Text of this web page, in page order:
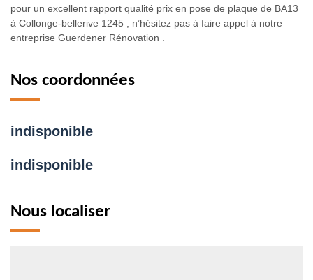
pour un excellent rapport qualité prix en pose de plaque de BA13
à Collonge-bellerive 1245 ; n’hésitez pas à faire appel à notre
entreprise Guerdener Rénovation .
Nos coordonnées
indisponible
indisponible
Nous localiser